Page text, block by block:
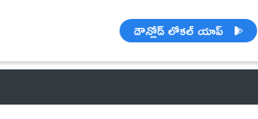
డౌన్లోడ్ లోకల్ యాప్